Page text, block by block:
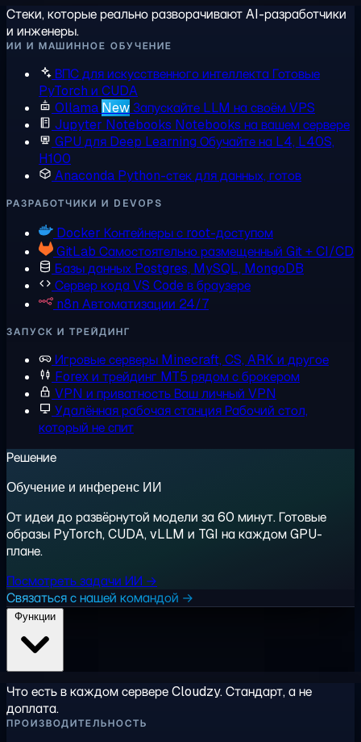
Стеки, которые реально разворачивают AI-разработчики
и инженеры.
ИИ И МАШИННОЕ ОБУЧЕНИЕ
ВПС для искусственного интеллектаГотовые
PyTorch и CUDA
Ollama NewЗапускайте LLM на своём VPS
Jupyter Notebooks Notebooks на вашем сервере
GPU для Deep Learning Обучайте на L4, L40S,
H100
Anaconda Python-стек для данных, готов
РАЗРАБОТЧИКИ И DEVOPS
Docker Контейнеры с root-доступом
GitLab Самостоятельно размещенный Git + CI/CD
Базы данных Postgres, MySQL, MongoDB
Сервер кодаVS Code в браузере
n8n Автоматизации 24/7
ЗАПУСК И ТРЕЙДИНГ
Игровые серверы Minecraft, CS, ARK и другое
Forex и трейдинг MT5 рядом с брокером
VPN и приватностьВаш личный VPN
Удалённая рабочая станцияРабочий стол,
который не спит
Решение
Обучение и инференс ИИ
От идеи до развёрнутой модели за 60 минут. Готовые
образы PyTorch, CUDA, vLLM и TGI на каждом GPU-
плане.
Посмотреть задачи ИИ →
Связаться с нашей командой →
Что есть в каждом сервере Cloudzy. Стандарт, а не
доплата.
ПРОИЗВОДИТЕЛЬНОСТЬ